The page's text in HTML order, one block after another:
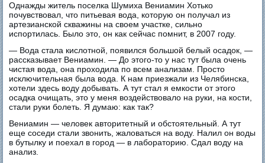
Однажды житель поселка Шумиха Вениамин Хотько
почувствовал, что питьевая вода, которую он получал из
артезианской скважины на своем участке, сильно
испортилась. Было это, он как сейчас помнит, в 2007 году.
— Вода стала кислотной, появился большой белый осадок, —
рассказывает Вениамин. — До этого-то у нас тут была очень
чистая вода, она проходила по всем анализам. Просто
исключительная была вода. К нам приезжали из Челябинска,
хотели здесь воду добывать. А тут стал я емкости от этого
осадка очищать, это у меня воздействовало на руки, на кости,
стали руки болеть. Я думаю: как так?
Вениамин — человек авторитетный и обстоятельный. А тут
еще соседи стали звонить, жаловаться на воду. Налил он воды
в бутылку и поехал в город — в лабораторию. Сдал воду на
анализ.